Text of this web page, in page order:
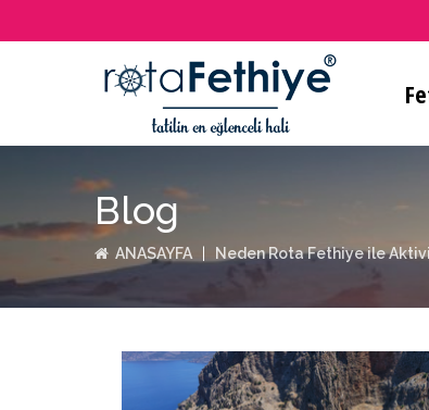
Blog
ANASAYFA Neden Rota Fethiye ile